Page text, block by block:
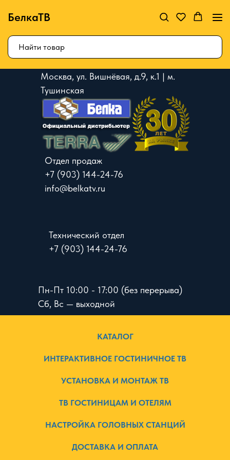
БелкаТВ
Москва, ул. Вишнёвая, д.9, к.1 | м.
Тушинская
Отдел продаж
+7 (903) 144-24-76
info@belkatv.ru
Пн-Пт 10:00 - 17:00 (без перерыва)
Сб, Вс — выходной
Технический отдел
+7 (903) 144-24-76
КАТАЛОГ
ИНТЕРАКТИВНОЕ ГОСТИНИЧНОЕ ТВ
УСТАНОВКА И МОНТАЖ ТВ
ТВ ГОСТИНИЦАМ И ОТЕЛЯМ
НАСТРОЙКА ГОЛОВНЫХ СТАНЦИЙ
ДОСТАВКА И ОПЛАТА